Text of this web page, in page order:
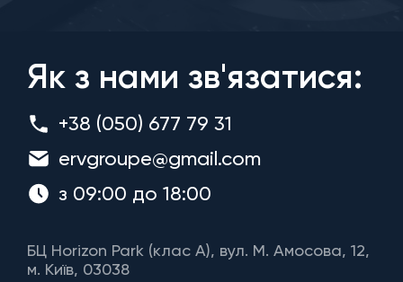
Як з нами зв'язатися:
+38 (050) 677 79 31
ervgroupe@gmail.com
з 09:00 до 18:00
БЦ Horizon Park (клас A), вул. М. Амосова, 12,
м. Київ, 03038